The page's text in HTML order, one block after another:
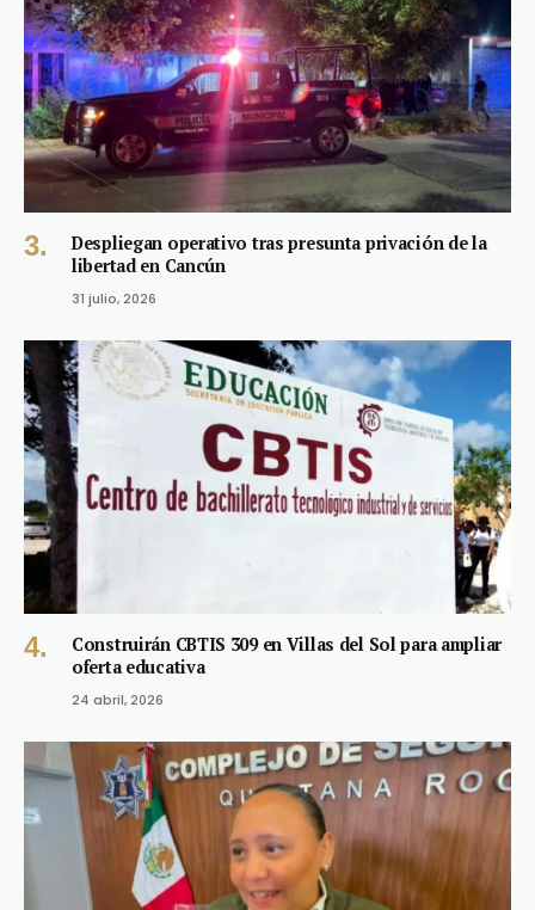
Despliegan operativo tras presunta privación de la
libertad en Cancún
31 julio, 2026
Construirán CBTIS 309 en Villas del Sol para ampliar
oferta educativa
24 abril, 2026